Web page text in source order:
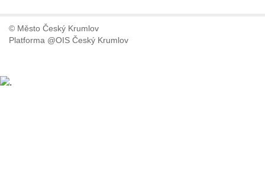
© Město Český Krumlov
Platforma @OIS Český Krumlov